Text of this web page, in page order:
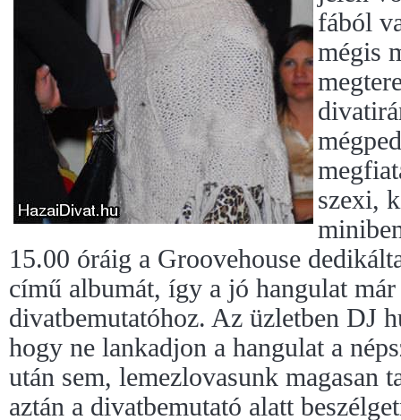
fából
mégis
szexi,
15.00 óráig a Groovehouse
című albumát, így a jó hangulat
divatbemutatóhoz. Az üzletben DJ
hogy ne lankadjon a hangulat a
után sem, lemezlovasunk magasan
aztán a divatbemutató alatt